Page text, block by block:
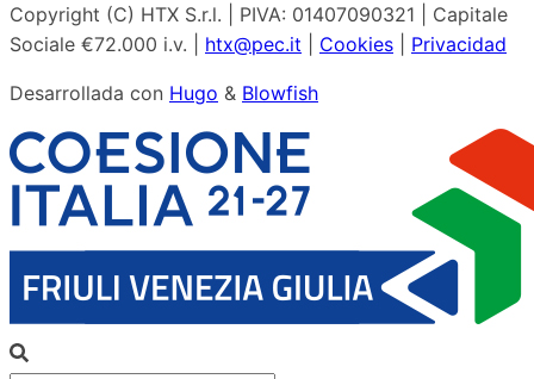
Copyright (C) HTX S.r.l. | PIVA: 01407090321 | Capitale
Sociale €72.000 i.v. | htx@pec.it Cookies Privacidad
Desarrollada con Hugo & Blowfish